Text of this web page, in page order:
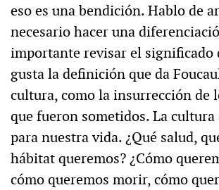
eso es una bendición. Hablo de
necesario hacer una
importante revisar el significado
gusta la definición que da
cultura, como la insurrección de
que fueron sometidos. La cultura
para nuestra vida. ¿Qué salud,
hábitat queremos? ¿Cómo
cómo queremos morir, cómo